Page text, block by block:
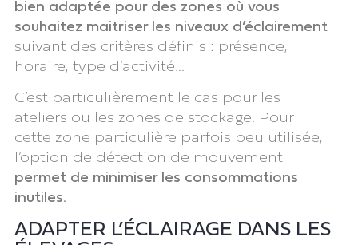
bien adaptée pour des zones où vous
souhaitez maitriser les niveaux d’éclairement
suivant des critères définis : présence,
horaire, type d’activité…
C’est particulièrement le cas pour les
ateliers ou les zones de stockage. Pour
cette zone particulière parfois peu utilisée,
l’option de détection de mouvement
permet de minimiser les consommations
inutiles.
ADAPTER L’ÉCLAIRAGE DANS LES